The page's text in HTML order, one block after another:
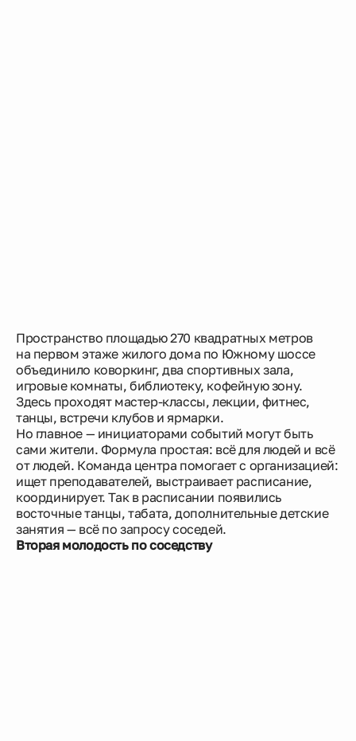
Пространство площадью 270 квадратных метров
на первом этаже жилого дома по Южному шоссе
объединило коворкинг, два спортивных зала,
игровые комнаты, библиотеку, кофейную зону.
Здесь проходят мастер-классы, лекции, фитнес,
танцы, встречи клубов и ярмарки.
Но главное — инициаторами событий могут быть
сами жители. Формула простая: всё для людей и всё
от людей. Команда центра помогает с организацией:
ищет преподавателей, выстраивает расписание,
координирует. Так в расписании появились
восточные танцы, табата, дополнительные детские
занятия — всё по запросу соседей.
Вторая молодость по соседству